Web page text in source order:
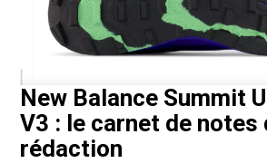
New Balance Summit
V3 : le carnet de notes
rédaction